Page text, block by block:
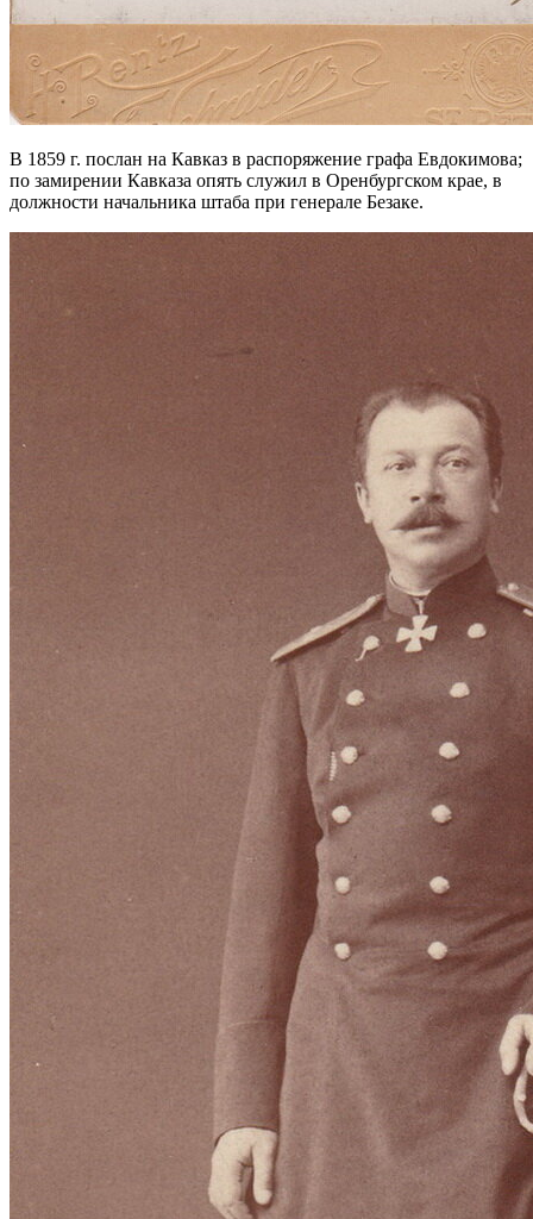
В 1859 г. послан на Кавказ в распоряжение графа Евдокимова;
по замирении Кавказа опять служил в Оренбургском крае, в
должности начальника штаба при генерале Безаке.